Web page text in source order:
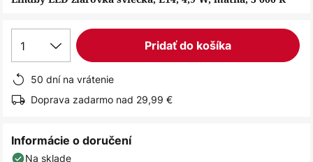
1 Pridať do košíka
50 dní na vrátenie
Doprava zadarmo nad 29,99 €
Informácie o doručení
Na sklade